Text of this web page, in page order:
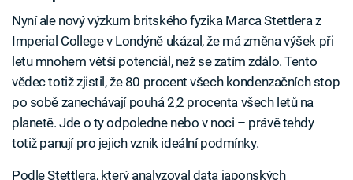
Nyní ale nový výzkum britského fyzika Marca Stettlera z
Imperial College v Londýně ukázal, že má změna výšek při
letu mnohem větší potenciál, než se zatím zdálo. Tento
vědec totiž zjistil, že 80 procent všech kondenzačních stop
po sobě zanechávají pouhá 2,2 procenta všech letů na
planetě. Jde o ty odpoledne nebo v noci – právě tehdy
totiž panují pro jejich vznik ideální podmínky.
Podle Stettlera, který analyzoval data japonských